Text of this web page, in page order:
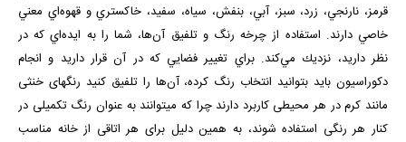
قرمز، نارنجي، زرد، سبز، آبي، بنفش، سياه، سفيد، خاكستري و قهوه‌اي معني
خاصي دارند. استفاده از چرخه رنگ و تلفيق آن‌ها، شما را به ايده‌اي كه در
نظر داريد، نزديك مي‌كند. براي تغيير فضايي كه در آن قرار داريد و انجام
دكوراسيون بايد بتوانيد انتخاب رنگ كرده، آن‌ها را تلفيق كنيد رنگ­های خنثی
مانند کرم در هر محیطی کاربرد دارند چرا که می­توانند به عنوان رنگ تکميلی در
کنار هر رنگی استفاده شوند، به همين دليل برای هر اتاقی از خانه مناسب